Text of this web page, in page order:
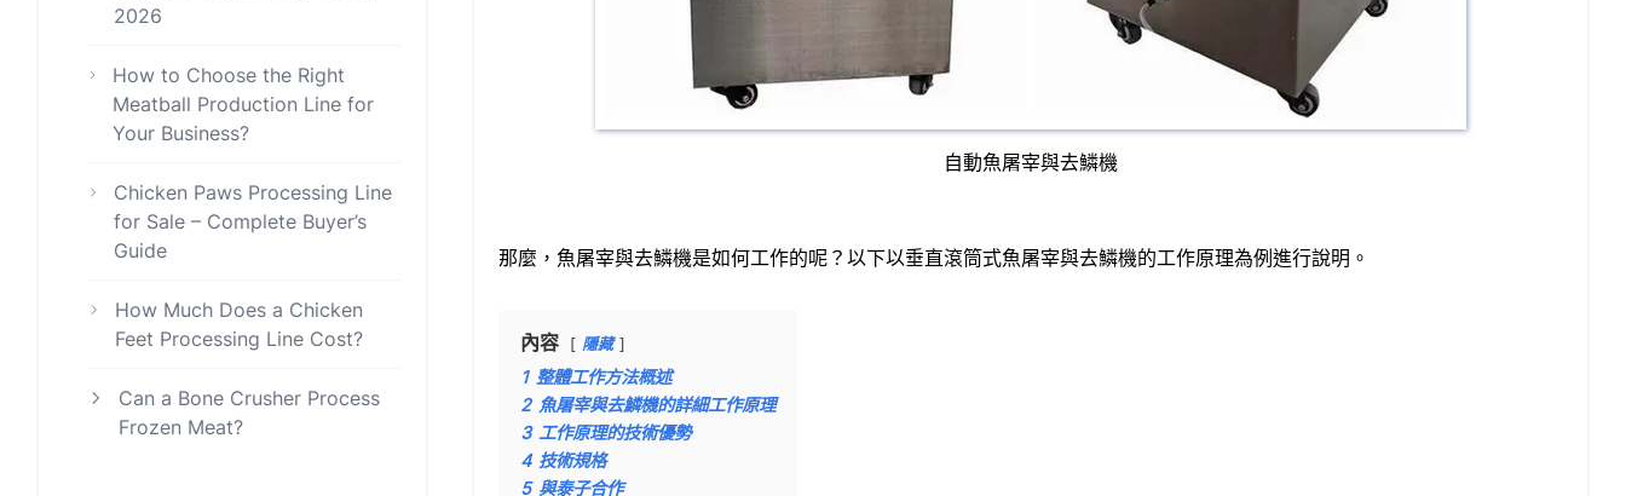
2026
How to Choose the Right
Meatball Production Line for
Your Business?
Chicken Paws Processing Line
for Sale – Complete Buyer’s
Guide
How Much Does a Chicken
Feet Processing Line Cost?
Can a Bone Crusher Process
Frozen Meat?
自動魚屠宰與去鱗機
那麼，魚屠宰與去鱗機是如何工作的呢？以下以垂直滾筒式魚屠宰與去鱗機的工作原理為例進行說明。
內容 隱藏
1 整體工作方法概述
2 魚屠宰與去鱗機的詳細工作原理
3 工作原理的技術優勢
4 技術規格
5 與泰子合作